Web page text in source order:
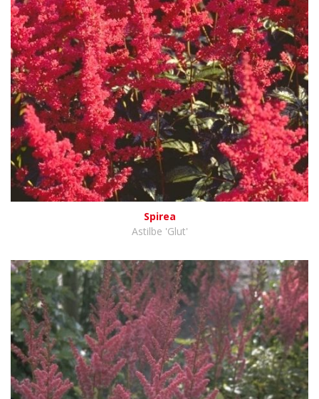
Spirea
Astilbe 'Glut'